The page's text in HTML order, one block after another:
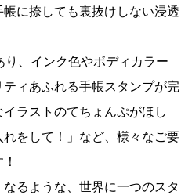
に捺しても裏抜けしない浸透
り、インク色やボディカラー
ィあふれる手帳スタンプが完
ラストのてちょんぷがほし
をして！」など、様々なご要
るような、世界に一つのスタ